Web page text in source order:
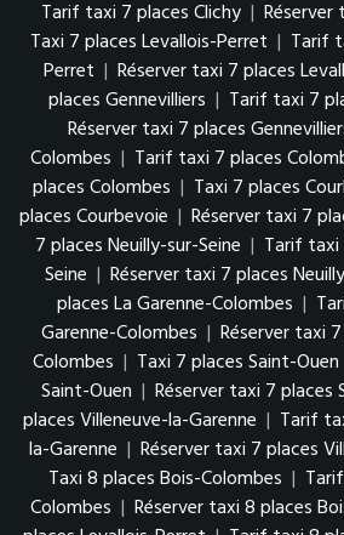
Tarif taxi 7 places Clichy | Réserver
Taxi 7 places Levallois-Perret | Tarif
Perret | Réserver taxi 7 places
places Gennevilliers | Tarif taxi 7
Réserver taxi 7 places
Colombes | Tarif taxi 7 places
places Colombes | Taxi 7 places
places Courbevoie | Réserver taxi 7
7 places Neuilly-sur-Seine | Tarif taxi
Seine | Réserver taxi 7 places
places La Garenne-Colombes |
Garenne-Colombes | Réserver taxi
Colombes | Taxi 7 places Saint-Ouen
Saint-Ouen | Réserver taxi 7 places
places Villeneuve-la-Garenne | Tarif
la-Garenne | Réserver taxi 7 places
Taxi 8 places Bois-Colombes |
Colombes | Réserver taxi 8 places